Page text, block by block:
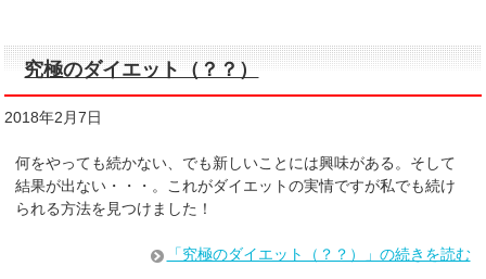
究極のダイエット（？？）
2018年2月7日
何をやっても続かない、でも新しいことには興味がある。そして
結果が出ない・・・。これがダイエットの実情ですが私でも続け
られる方法を見つけました！
「究極のダイエット（？？）」の続きを読む